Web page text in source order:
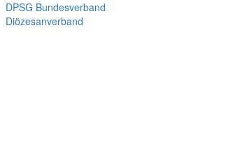
DPSG Bundesverband
Diözesanverband